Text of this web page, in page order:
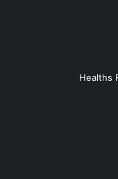
Healths